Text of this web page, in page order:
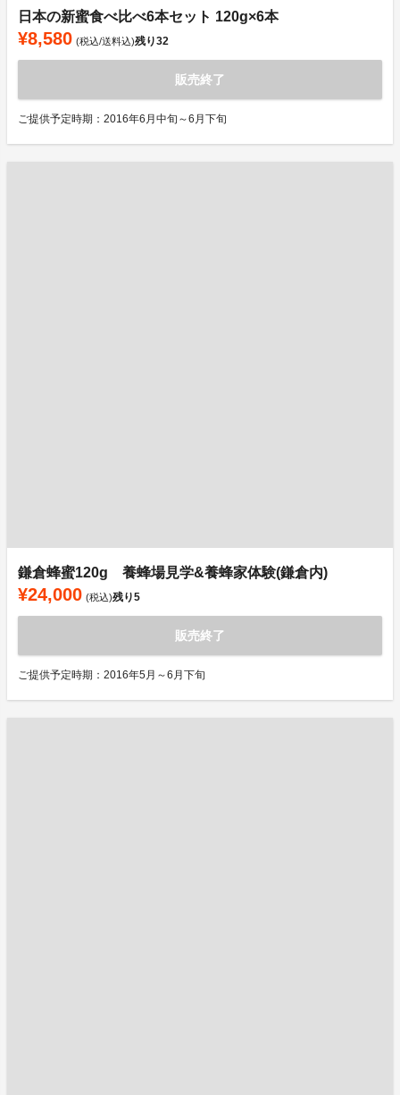
日本の新蜜食べ比べ6本セット 120g×6本
¥8,580 (税込/送料込)残り32
販売終了
ご提供予定時期：2016年6月中旬～6月下旬
鎌倉蜂蜜120g 養蜂場見学&養蜂家体験(鎌倉内)
¥24,000 (税込)残り5
販売終了
ご提供予定時期：2016年5月～6月下旬